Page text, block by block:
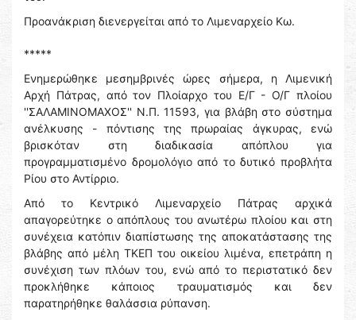
Προανάκριση διενεργείται από το Λιμεναρχείο Κω.
*****
Ενημερώθηκε μεσημβρινές ώρες σήμερα, η Λιμενική
Αρχή Πάτρας, από τον Πλοίαρχο του Ε/Γ - Ο/Γ πλοίου
''ΣΑΛΑΜΙΝΟΜΑΧΟΣ'' Ν.Π. 11593, για βλάβη στο σύστημα
ανέλκυσης - πόντισης της πρωραίας άγκυρας, ενώ
βρισκόταν στη διαδικασία απόπλου για
προγραμματισμένο δρομολόγιο από το δυτικό προβλήτα
Ρίου στο Αντίρριο.
Από το Κεντρικό Λιμεναρχείο Πάτρας αρχικά
απαγορεύτηκε ο απόπλους του ανωτέρω πλοίου και στη
συνέχεια κατόπιν διαπίστωσης της αποκατάστασης της
βλάβης από μέλη ΤΚΕΠ του οικείου λιμένα, επετράπη η
συνέχιση των πλόων του, ενώ από το περιστατικό δεν
προκλήθηκε κάποιος τραυματισμός και δεν
παρατηρήθηκε θαλάσσια ρύπανση.